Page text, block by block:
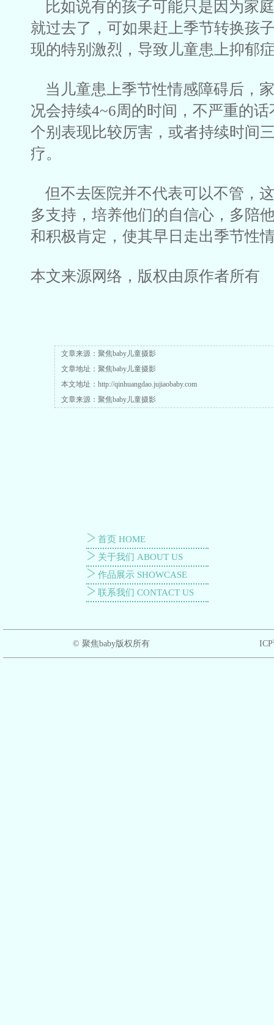
比如说有的孩子可能只是因为家
就过去了，可如果赶上季节转换孩
现的特别激烈，导致儿童患上抑郁
当儿童患上季节性情感障碍后，
况会持续4~6周的时间，不严重的
个别表现比较厉害，或者持续时间
疗。
但不去医院并不代表可以不管，
多支持，培养他们的自信心，多陪
和积极肯定，使其早日走出季节性
本文来源网络，版权由原作者所有
文章来源：聚焦baby儿童摄影
文章地址：聚焦baby儿童摄影
本文地址：http://qinhuangdao.jujiaobaby.com
文章来源：聚焦baby儿童摄影
首页 HOME
关于我们 ABOUT US
作品展示 SHOWCASE
联系我们 CONTACT US
© 聚焦baby版权所有